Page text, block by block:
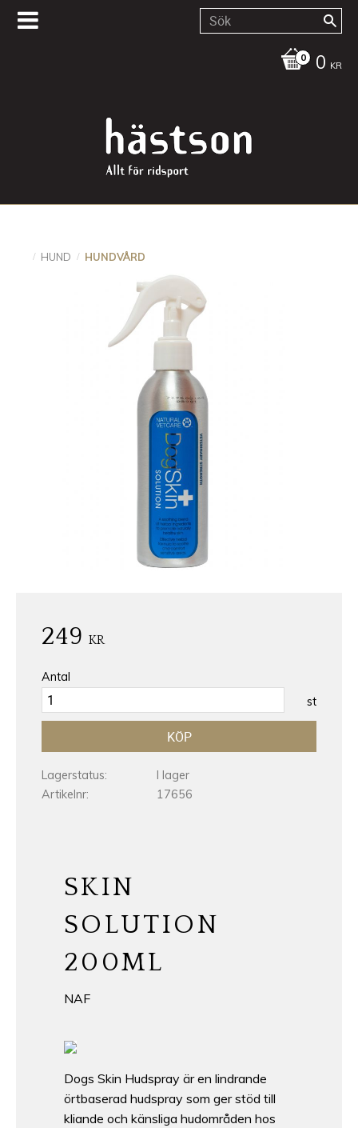
0 KR
HUND HUNDVÅRD
249 KR
Antal
st
KÖP
Lagerstatus
I lager
Artikelnr
17656
SKIN
SOLUTION
200ML
NAF
Dogs Skin Hudspray är en lindrande
örtbaserad hudspray som ger stöd till
kliande och känsliga hudområden hos